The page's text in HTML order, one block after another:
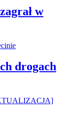
w
drogach